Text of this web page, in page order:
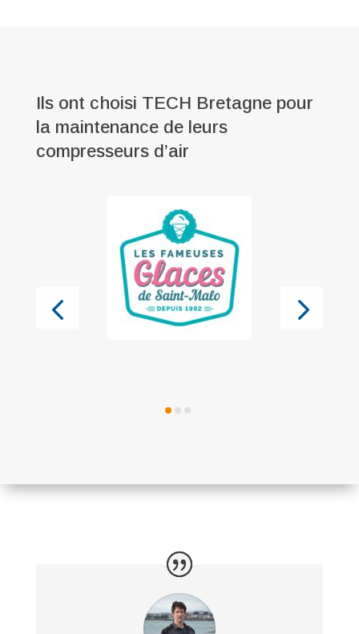
Ils ont choisi TECH Bretagne pour
la maintenance de leurs
compresseurs d’air